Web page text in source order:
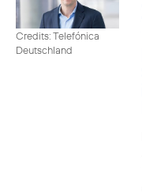
Credits: Telefónica
Deutschland